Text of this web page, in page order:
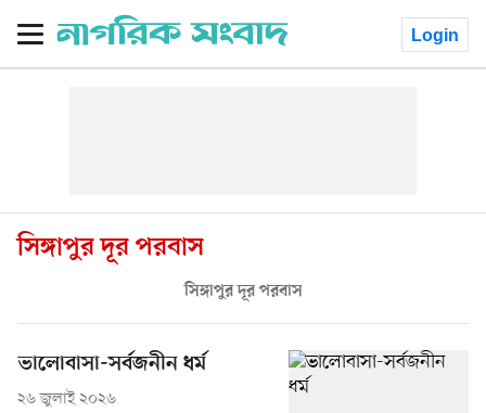
Login
সিঙ্গাপুর দূর পরবাস
সিঙ্গাপুর দূর পরবাস
ভালোবাসা-সর্বজনীন ধর্ম
২৬ জুলাই ২০২৬